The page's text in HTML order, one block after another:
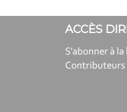
ACCÈS
S'abonner à
Contributeurs